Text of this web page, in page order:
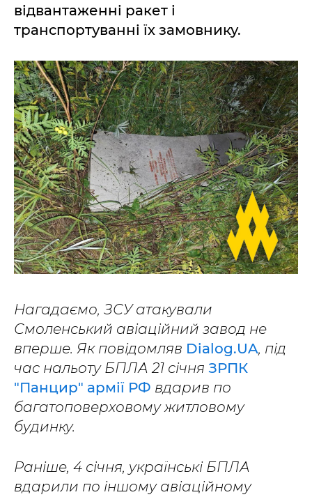
відвантаженні ракет і
транспортуванні їх замовнику.
Нагадаємо, ЗСУ атакували
Смоленський авіаційний завод не
вперше. Як повідомляв Dialog.UA, під
час нальоту БПЛА 21 січня ЗРПК
"Панцир" армії РФ вдарив по
багатоповерховому житловому
будинку.
Раніше, 4 січня, українські БПЛА
вдарили по іншому авіаційному